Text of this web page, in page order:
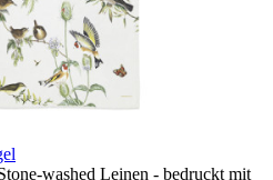
washed Leinen - bedruckt mit